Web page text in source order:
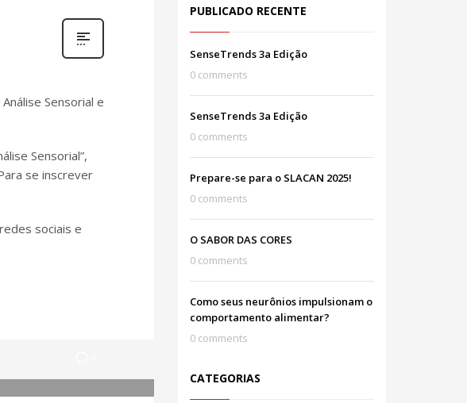
Sensorial e
Sensorial”,
se inscrever
sociais e
PUBLICADO RECENTE
SenseTrends 3a Edição
0 comments
SenseTrends 3a Edição
0 comments
Prepare-se para o SLACAN 2025!
0 comments
O SABOR DAS CORES
0 comments
Como seus neurônios impulsionam o
comportamento alimentar?
0 comments
CATEGORIAS